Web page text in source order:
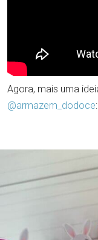
Agora, mais uma
@armazem_dodoce: